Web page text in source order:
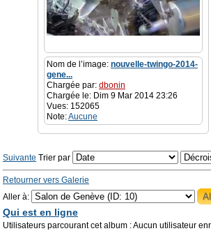
Nom de l’image: nouvelle-twingo-2014-
gene...
Chargée par: dbonin
Chargée le: Dim 9 Mar 2014 23:26
Vues: 152065
Note:Aucune
Suivante Trier par
Retourner vers Galerie
Aller à:
Qui est en ligne
Utilisateurs parcourant cet album : Aucun utilisateur